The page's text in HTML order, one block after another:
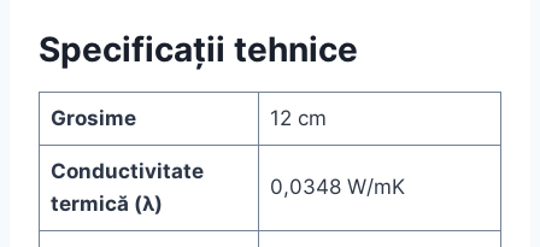
Specificații tehnice
Grosime 12 cm
Conductivitate
termică (λ)
0,0348 W/mK